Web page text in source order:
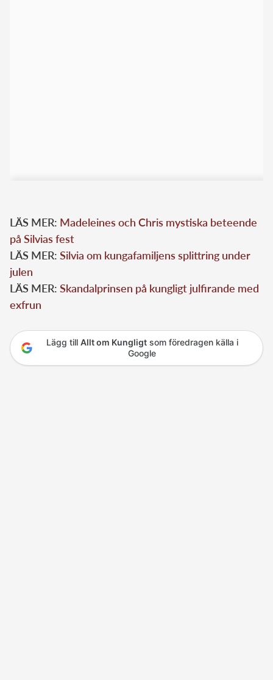
LÄS MER: Madeleines och Chris mystiska beteende
på Silvias fest
LÄS MER: Silvia om kungafamiljens splittring under
julen
LÄS MER: Skandalprinsen på kungligt julfirande med
exfrun
Lägg till Allt om Kungligtsom föredragen källa i
Google